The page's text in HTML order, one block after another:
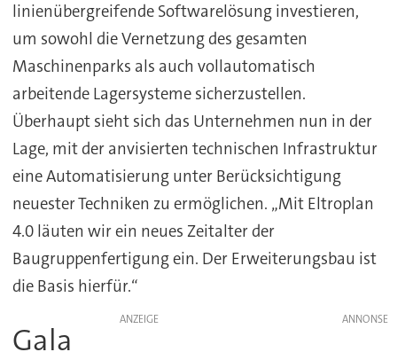
linienübergreifende Softwarelösung investieren,
um sowohl die Vernetzung des gesamten
Maschinenparks als auch vollautomatisch
arbeitende Lagersysteme sicherzustellen.
Überhaupt sieht sich das Unternehmen nun in der
Lage, mit der anvisierten technischen Infrastruktur
eine Automatisierung unter Berücksichtigung
neuester Techniken zu ermöglichen. „Mit Eltroplan
4.0 läuten wir ein neues Zeitalter der
Baugruppenfertigung ein. Der Erweiterungsbau ist
die Basis hierfür.“
ANZEIGE
Gala